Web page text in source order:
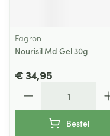
Fagron
Nourisil Md Gel 30g
€ 34,95
Bestel